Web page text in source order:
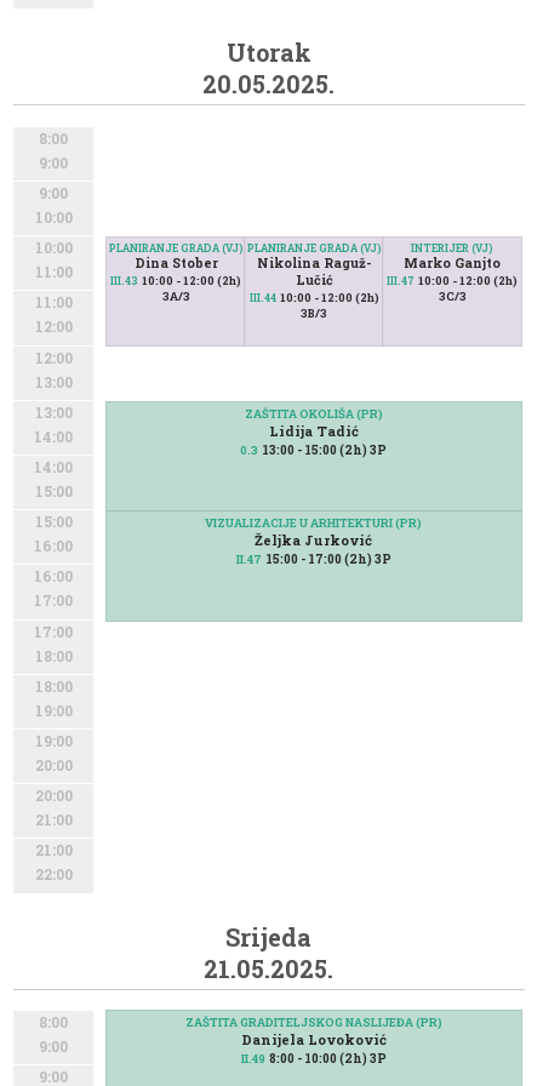
Utorak
20.05.2025.
8:00
9:00
9:00
10:00
10:00
11:00
11:00
12:00
12:00
13:00
13:00
14:00
14:00
15:00
15:00
16:00
16:00
17:00
17:00
18:00
18:00
19:00
19:00
20:00
20:00
21:00
21:00
22:00
VIZUALIZACIJE U ARHITEKTURI (PR)
Željka Jurković
II.47 15:00 - 17:00 (2h) 3P
PLANIRANJE GRADA (VJ)
Dina Stober
III.43 10:00 - 12:00 (2h)
3A/3
PLANIRANJE GRADA (VJ)
Nikolina Raguž-
Lučić
III.44 10:00 - 12:00 (2h)
3B/3
INTERIJER (VJ)
Marko Ganjto
III.47 10:00 - 12:00 (2h)
3C/3
ZAŠTITA OKOLIŠA (PR)
Lidija Tadić
0.3 13:00 - 15:00 (2h) 3P
Srijeda
21.05.2025.
8:00
9:00
9:00
ZAŠTITA GRADITELJSKOG NASLIJEĐA (PR)
Danijela Lovoković
II.49 8:00 - 10:00 (2h) 3P